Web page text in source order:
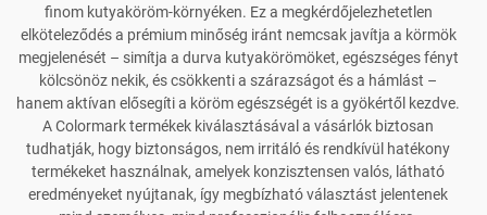
finom kutyaköröm-környéken. Ez a megkérdőjelezhetetlen
elköteleződés a prémium minőség iránt nemcsak javítja a körmök
megjelenését – simítja a durva kutyakörömöket, egészséges fényt
kölcsönöz nekik, és csökkenti a szárazságot és a hámlást –
hanem aktívan elősegíti a köröm egészségét is a gyökértől kezdve.
A Colormark termékek kiválasztásával a vásárlók biztosan
tudhatják, hogy biztonságos, nem irritáló és rendkívül hatékony
termékeket használnak, amelyek konzisztensen valós, látható
eredményeket nyújtanak, így megbízható választást jelentenek